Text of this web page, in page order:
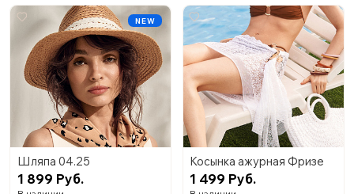
NEW
Шляпа 04.25
1 899 Руб.
Косынка ажурная Фризе
1 499 Руб.